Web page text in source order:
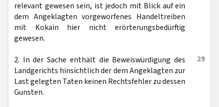
relevant gewesen sein, ist jedoch mit Blick auf ein
dem Angeklagten vorgeworfenes Handeltreiben
mit Kokain hier nicht erörterungsbedürftig
gewesen.
29
2. In der Sache enthält die Beweiswürdigung des
Landgerichts hinsichtlich der dem Angeklagten zur
Last gelegten Taten keinen Rechtsfehler zu dessen
Gunsten.